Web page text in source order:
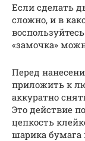
Если сделать
сложно, и в
«замочка»
Перед
приложить к
аккуратно
Это действие
цепкость
шарика бумага